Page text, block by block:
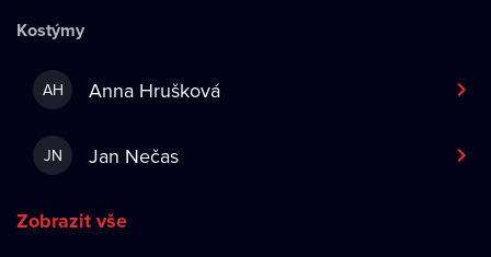
Kostýmy
AH Anna Hrušková
JN Jan Nečas
Zobrazit vše